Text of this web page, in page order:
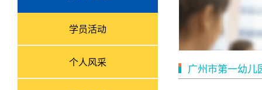
学员活动
个人风采
广州市第一幼儿